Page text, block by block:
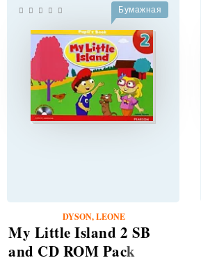
Бумажная
DYSON, LEONE
My Little Island 2 SB
and CD ROM Pack